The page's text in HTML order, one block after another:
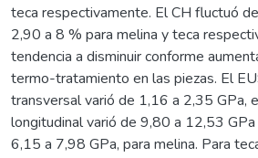
teca respectivamente. El CH fluctuó
2,90 a 8 % para melina y teca
tendencia a disminuir conforme
termo-tratamiento en las piezas. El
transversal varió de 1,16 a 2,35 GPa,
longitudinal varió de 9,80 a 12,53
6,15 a 7,98 GPa, para melina. Para